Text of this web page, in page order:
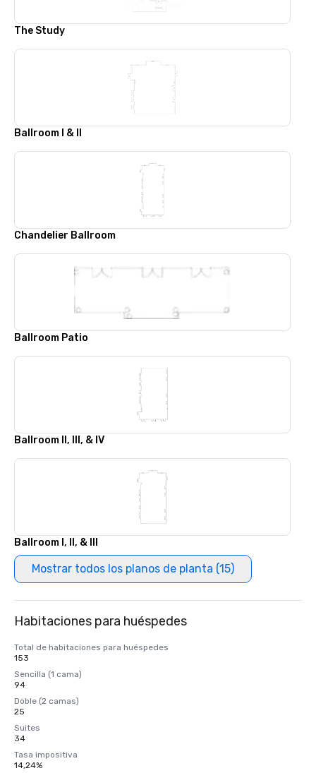
The Study
Ballroom I & II
Chandelier Ballroom
Ballroom Patio
Ballroom II, III, & IV
Ballroom I, II, & III
Mostrar todos los planos de planta (15)
Habitaciones para huéspedes
Total de habitaciones para huéspedes
153
Sencilla (1 cama)
94
Doble (2 camas)
25
Suites
34
Tasa impositiva
14,24%